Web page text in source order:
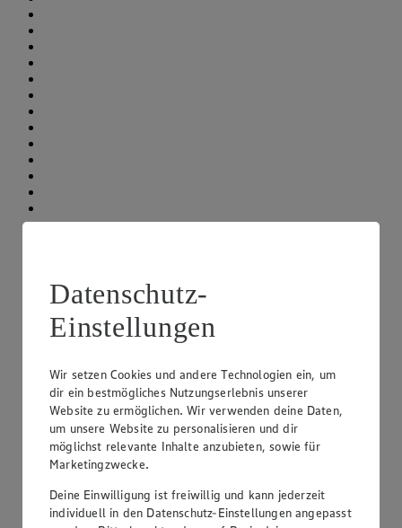
Datenschutz-
Einstellungen
Wir setzen Cookies und andere Technologien ein, um
dir ein bestmögliches Nutzungserlebnis unserer
Website zu ermöglichen. Wir verwenden deine Daten,
um unsere Website zu personalisieren und dir
möglichst relevante Inhalte anzubieten, sowie für
Marketingzwecke.
Deine Einwilligung ist freiwillig und kann jederzeit
individuell in den Datenschutz-Einstellungen angepasst